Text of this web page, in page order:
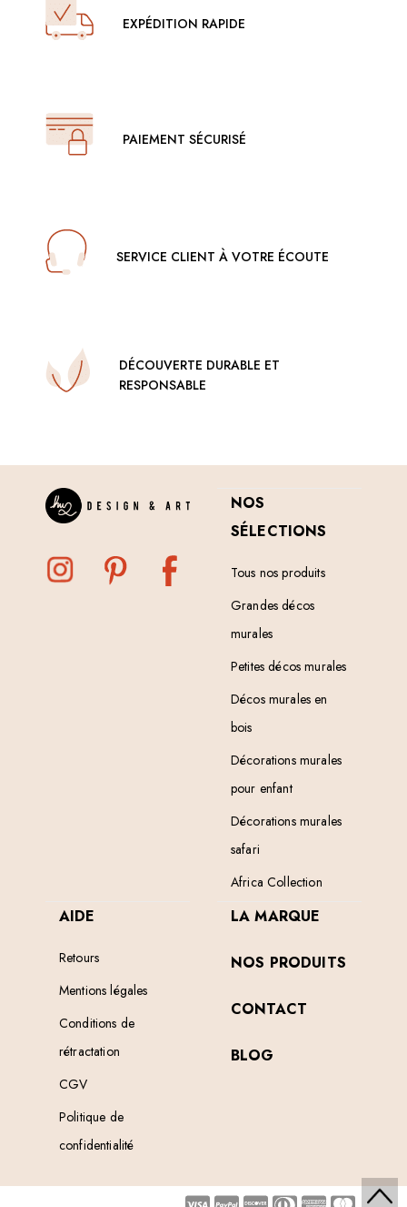
EXPÉDITION RAPIDE
PAIEMENT SÉCURISÉ
SERVICE CLIENT À VOTRE ÉCOUTE
DÉCOUVERTE DURABLE ET
RESPONSABLE
NOS
SÉLECTIONS
Tous nos produits
Grandes décos
murales
Petites décos murales
Décos murales en
bois
Décorations murales
pour enfant
Décorations murales
safari
Africa Collection
AIDE
Retours
Mentions légales
Conditions de
rétractation
CGV
Politique de
confidentialité
LA MARQUE
NOS PRODUITS
CONTACT
BLOG